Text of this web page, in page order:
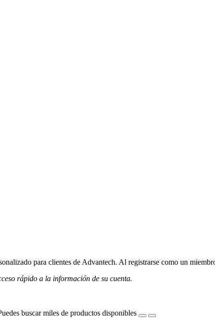
para clientes de Advantech. Al registrarse como un
rápido a la información de su cuenta.
buscar miles de productos disponibles